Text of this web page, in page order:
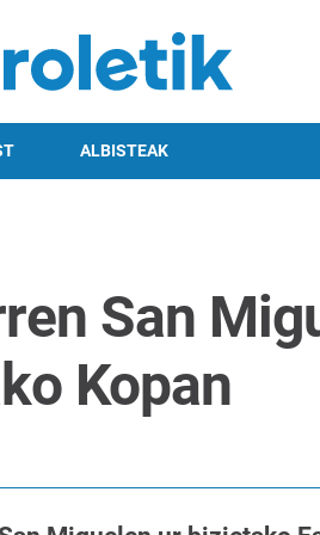
ALBISTEAK
San
Kopan